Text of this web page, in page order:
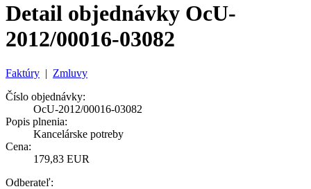
Detail objednávky OcU-
2012/00016-03082
Faktúry | Zmluvy
Číslo objednávky:
OcU-2012/00016-03082
Popis plnenia:
Kancelárske potreby
Cena:
179,83 EUR
Odberateľ: